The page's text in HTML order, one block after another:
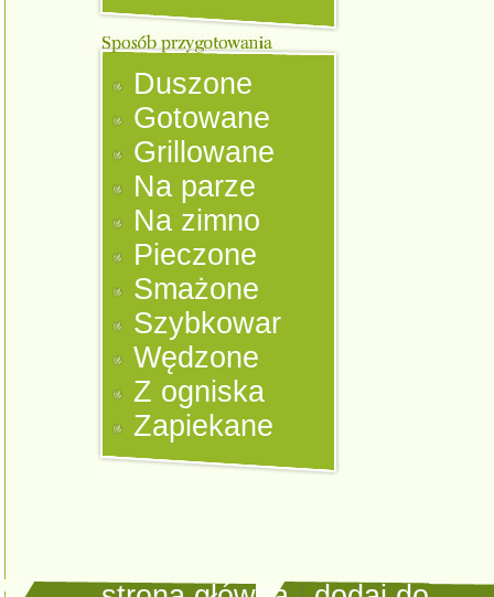
Duszone
Gotowane
Grillowane
Na parze
Na zimno
Pieczone
Smażone
Szybkowar
Wędzone
Z ogniska
Zapiekane